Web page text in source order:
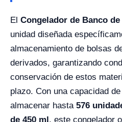
El Congelador de Banco de
unidad diseñada
almacenamiento de bolsas
derivados, garantizando
conservación de estos
plazo. Con una capacidad de
almacenar hasta 576
de 450 ml, este congelador